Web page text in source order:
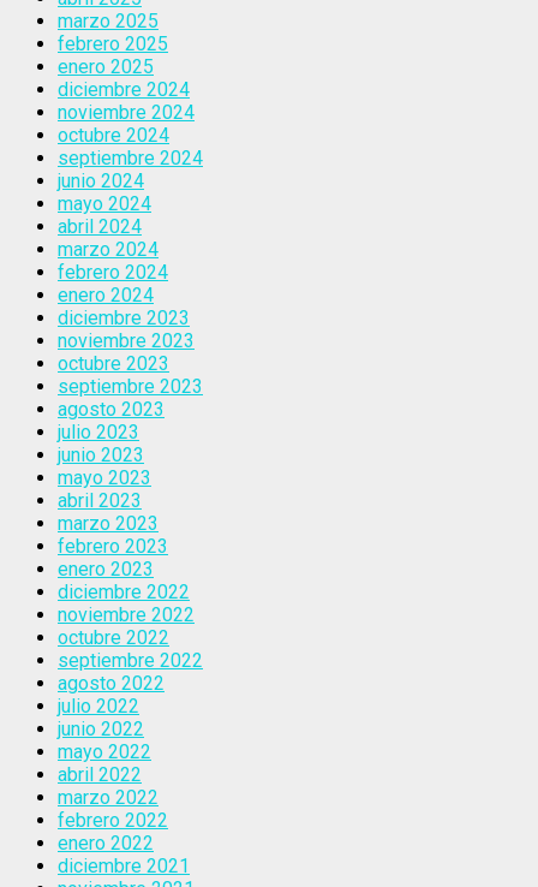
marzo 2025
febrero 2025
enero 2025
diciembre 2024
noviembre 2024
octubre 2024
septiembre 2024
junio 2024
mayo 2024
abril 2024
marzo 2024
febrero 2024
enero 2024
diciembre 2023
noviembre 2023
octubre 2023
septiembre 2023
agosto 2023
julio 2023
junio 2023
mayo 2023
abril 2023
marzo 2023
febrero 2023
enero 2023
diciembre 2022
noviembre 2022
octubre 2022
septiembre 2022
agosto 2022
julio 2022
junio 2022
mayo 2022
abril 2022
marzo 2022
febrero 2022
enero 2022
diciembre 2021